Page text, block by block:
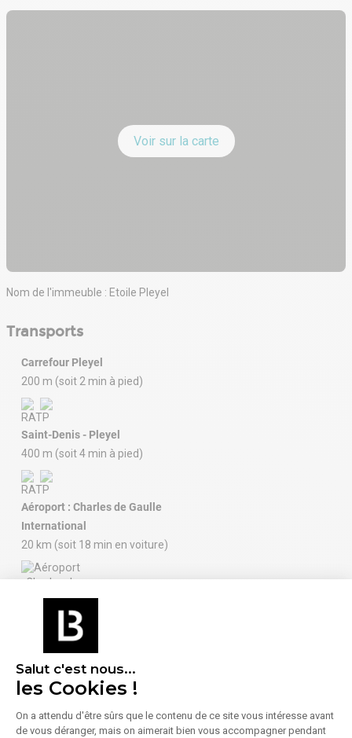
Salut c'est nous...
les Cookies !
On a attendu d'être sûrs que le contenu de ce site vous intéresse avant
de vous déranger, mais on aimerait bien vous accompagner pendant
Voir sur la carte
Nom de l'immeuble : Etoile Pleyel
Transports
Carrefour Pleyel
200 m (soit 2 min à pied)
Saint-Denis - Pleyel
400 m (soit 4 min à pied)
Aéroport : Charles de Gaulle
International
20 km (soit 18 min en voiture)
Aéroport : Paris Orly
À proximité (moins de 300 m)